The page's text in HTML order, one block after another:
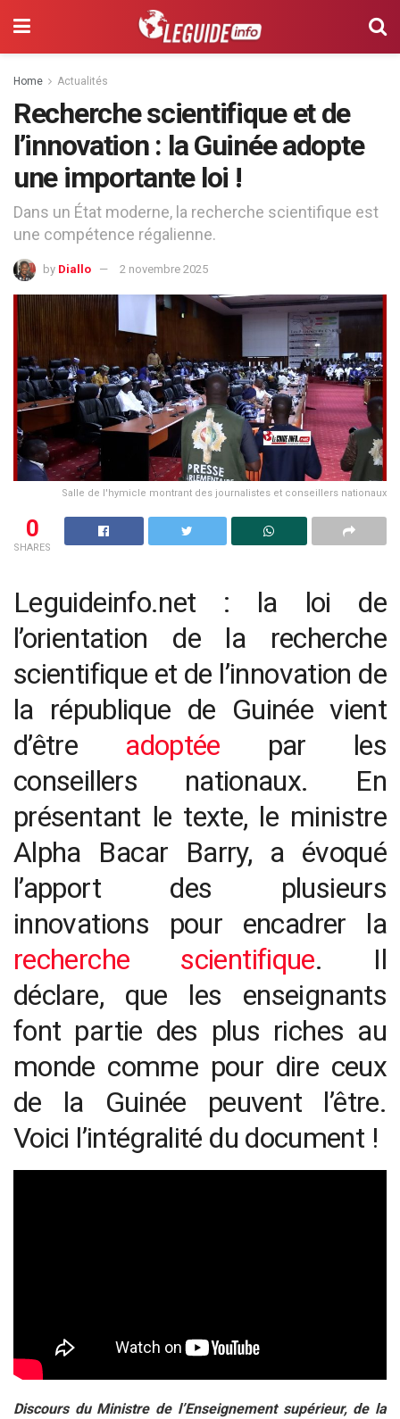
Home Actualités
Recherche scientifique et de
l’innovation : la Guinée adopte
une importante loi !
Dans un État moderne, la recherche scientifique est
une compétence régalienne.
by Diallo 2 novembre 2025
Salle de l'hymicle montrant des journalistes et conseillers nationaux
0
SHARES
Leguideinfo.net : la loi de
l’orientation de la recherche
scientifique et de l’innovation de
la république de Guinée vient
d’être adoptée par les
conseillers nationaux. En
présentant le texte, le ministre
Alpha Bacar Barry, a évoqué
l’apport des plusieurs
innovations pour encadrer la
recherche scientifique. Il
déclare, que les enseignants
font partie des plus riches au
monde comme pour dire ceux
de la Guinée peuvent l’être.
Voici l’intégralité du document !
Discours du Ministre de l’Enseignement supérieur, de la